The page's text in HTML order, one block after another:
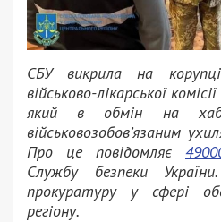
СБУ викрила на
військово-лікарської
який в обмін на
військовозобов’язаним
Про це повідомляє
Службу безпеки
прокуратуру у сфері
регіону.